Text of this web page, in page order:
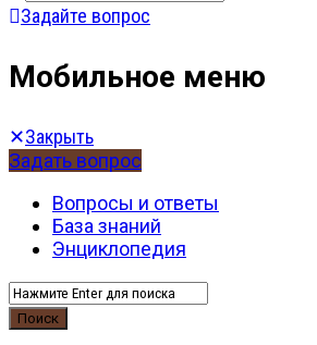
Задайте вопрос
Мобильное меню
Закрыть
Задать вопрос
Вопросы и ответы
База знаний
Энциклопедия